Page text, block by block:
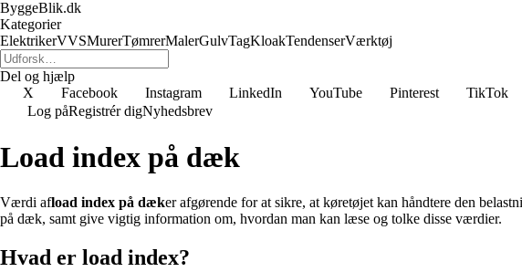
ByggeBlik.dk
Kategorier
ElektrikerVVSMurerTømrerMalerGulvTagKloakTendenserVærktøj
Del og hjælp
X
Facebook Instagram LinkedIn YouTube Pinterest TikTok
Log påRegistrér digNyhedsbrev
Load index på dæk
Værdi afload index på dæker afgørende for at sikre, at køretøjet kan håndtere den
på dæk, samt give vigtig information om, hvordan man kan læse og tolke disse værdier.
Hvad er load index?